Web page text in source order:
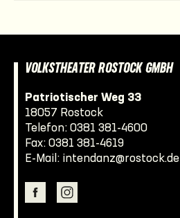
VOLKSTHEATER ROSTOCK GMBH
Patriotischer Weg 33
18057 Rostock
Telefon: 0381 381-4600
Fax: 0381 381-4619
E-Mail: intendanz@rostock.de